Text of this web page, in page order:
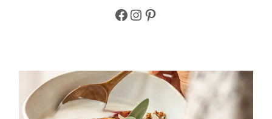
Facebook
Instagram
Pinterest